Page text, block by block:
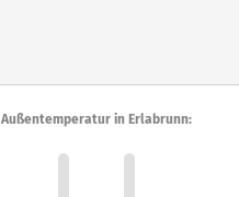
Außentemperatur in Erlabrunn: